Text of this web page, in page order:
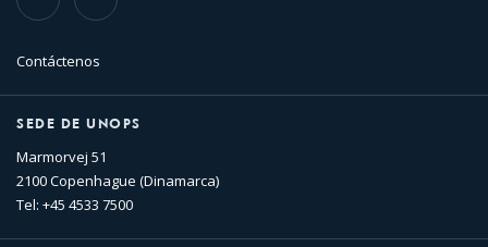
Contáctenos
SEDE DE UNOPS
Marmorvej 51
2100 Copenhague (Dinamarca)
Tel: +45 4533 7500